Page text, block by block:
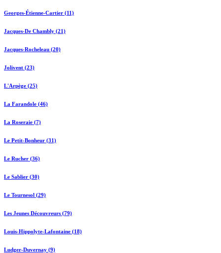
Georges-Étienne-Cartier (11)
Jacques-De Chambly (21)
Jacques-Rocheleau (20)
Jolivent (23)
L'Arpège (25)
La Farandole (46)
La Roseraie (7)
Le Petit-Bonheur (31)
Le Rucher (36)
Le Sablier (30)
Le Tournesol (29)
Les Jeunes Découvreurs (79)
Louis-Hippolyte-Lafontaine (18)
Ludger-Duvernay (9)